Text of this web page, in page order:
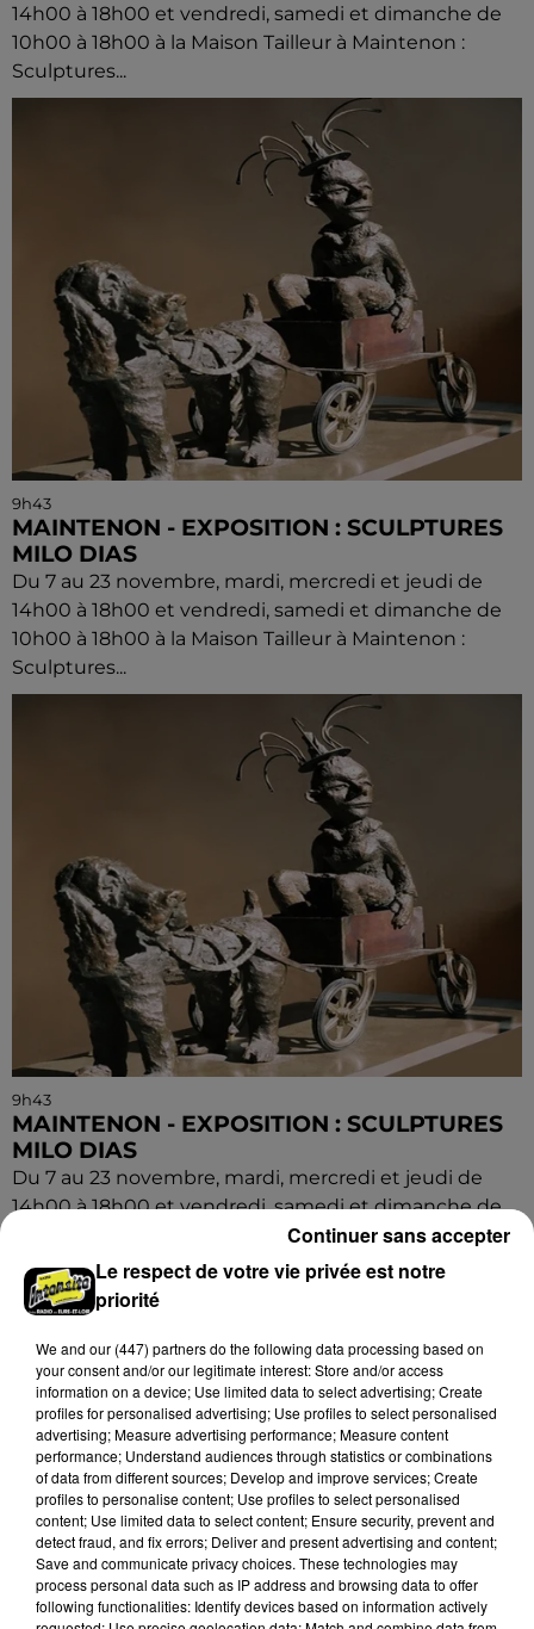
14h00 à 18h00 et vendredi, samedi et dimanche de
10h00 à 18h00 à la Maison Tailleur à Maintenon :
Sculptures...
9h43
MAINTENON - EXPOSITION : SCULPTURES
MILO DIAS
Du 7 au 23 novembre, mardi, mercredi et jeudi de
14h00 à 18h00 et vendredi, samedi et dimanche de
10h00 à 18h00 à la Maison Tailleur à Maintenon :
Sculptures...
9h43
MAINTENON - EXPOSITION : SCULPTURES
MILO DIAS
Du 7 au 23 novembre, mardi, mercredi et jeudi de
14h00 à 18h00 et vendredi, samedi et dimanche de
10h00 à 18h00 à la Maison Tailleur à Maintenon :
Sculptures...Le respect de votre vie privée est notre
priorité
We and our (447) partnersdo the following data processing based on
your consent and/or our legitimate interest: Store and/or access
information on a device; Use limited data to select advertising; Create
profiles for personalised advertising; Use profiles to select personalised
advertising; Measure advertising performance; Measure content
performance; Understand audiences through statistics or combinations
of data from different sources; Develop and improve services; Create
profiles to personalise content; Use profiles to select personalised
content; Use limited data to select content; Ensure security, prevent and
detect fraud, and fix errors; Deliver and present advertising and content;
Save and communicate privacy choices. These technologies may
process personal data such as IP address and browsing data to offer
following functionalities: Identify devices based on information actively
Continuer sans accepter